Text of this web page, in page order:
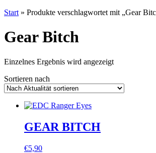
Start » Produkte verschlagwortet mit „Gear
Gear Bitch
Einzelnes Ergebnis wird angezeigt
Sortieren nach
GEAR BITCH
€5,90